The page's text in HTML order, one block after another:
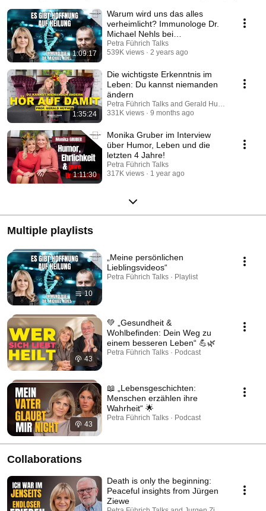
Playlist hat für jeden etwas dabei! 💡🎶 Hier erwarten dich spannende
inspirierende Geschichten– tauche ein in die Welt von Petra Führich
Talks. 🌍✨ Lehn dich zurück, klick auf „Play“ und genieße!"
1:09:17
Warum wird uns das alles
verheimlicht? Immunologe Dr.
Michael Nehls bei
@petra_fuehrich_talks
Petra Führich Talks
539K views
2 years ago
1:35:24
Die wichtigste Erkenntnis im
Leben: Du kannst niemanden
ändern
Petra Führich Talks and Gerald Huether
331K views
9 months ago
1:11:30
Monika Gruber im Interview
über Humor, Leben und die
letzten 4 Jahre!
Petra Führich Talks
317K views
1 year ago
Multiple playlists
10
„Meine persönlichen
Lieblingsvideos“
Petra Führich Talks · Playlist
43
💚 „Gesundheit &
Wohlbefinden: Dein Weg zu
einem besseren Leben“ 💪🌿
Petra Führich Talks · Podcast
43
📖 „Lebensgeschichten:
Menschen erzählen ihre
Wahrheit“ 🌟
Petra Führich Talks · Podcast
Collaborations
Death is only the beginning:
Peaceful insights from Jürgen
Ziewe